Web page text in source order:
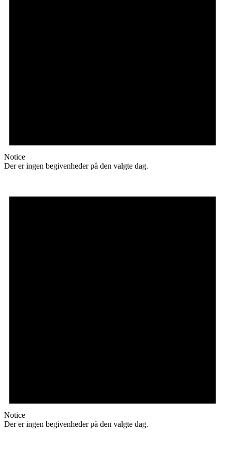
Notice
Der er ingen begivenheder på den valgte dag.
Notice
Der er ingen begivenheder på den valgte dag.